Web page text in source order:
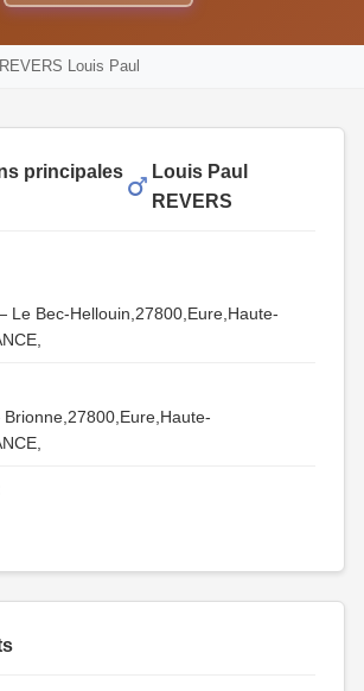
REVERS Louis Paul
principales
Louis Paul
REVERS
Le Bec-Hellouin,27800,Eure,Haute-